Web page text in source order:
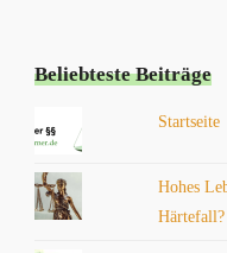
Beliebteste Beiträge
Startseite
Hohes
Härtefall?